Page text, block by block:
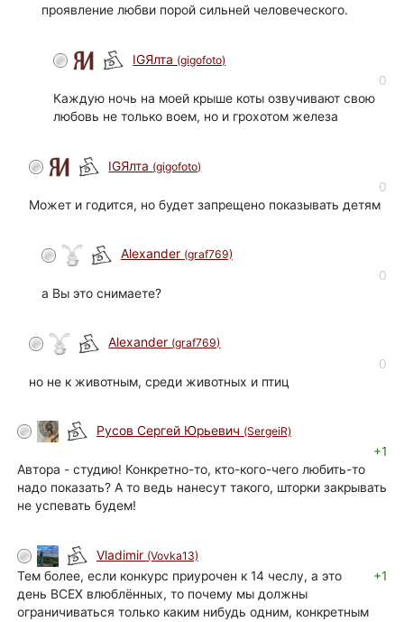
проявление любви порой сильней человеческого.
IGЯлта (gigofoto)
0
Каждую ночь на моей крыше коты озвучивают свою
любовь не только воем, но и грохотом железа
IGЯлта (gigofoto)
0
Может и годится, но будет запрещено показывать детям
Alexander (graf769)
0
а Вы это снимаете?
Alexander (graf769)
0
но не к животным, среди животных и птиц
Русов Сергей Юрьевич (SergeiR)
+1
Автора - студию! Конкретно-то, кто-кого-чего любить-то
надо показать? А то ведь нанесут такого, шторки закрывать
не успевать будем!
Vladimir (Vovka13)
+1
Тем более, если конкурс приурочен к 14 чеслу, а это
день ВСЕХ влюблённых, то почему мы должны
ограничиваться только каким нибудь одним, конкретным